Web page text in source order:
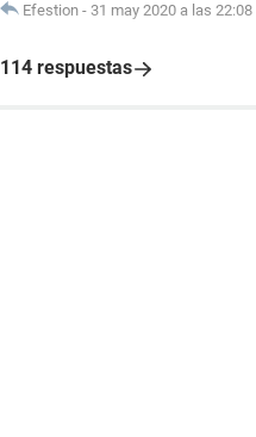
Efestion - 31 may 2020 a las 22:08
114 respuestas